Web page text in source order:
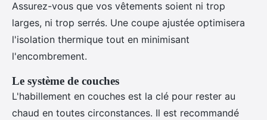
Assurez-vous que vos vêtements soient ni trop
larges, ni trop serrés. Une coupe ajustée optimisera
l'isolation thermique tout en minimisant
l'encombrement.
Le système de couches
L'habillement en couches est la clé pour rester au
chaud en toutes circonstances. Il est recommandé